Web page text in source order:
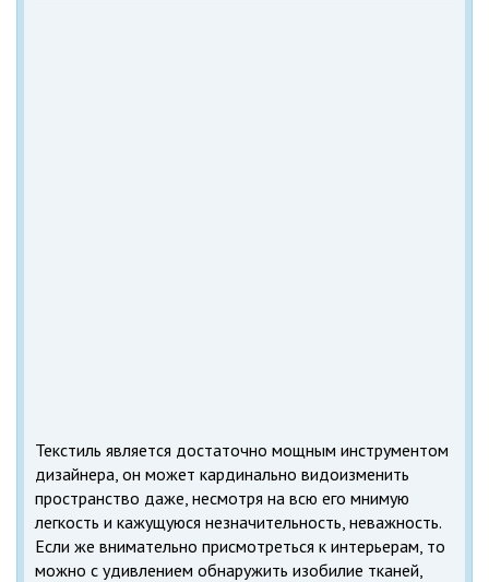
Текстиль является достаточно мощным инструментом
дизайнера, он может кардинально видоизменить
пространство даже, несмотря на всю его мнимую
легкость и кажущуюся незначительность, неважность.
Если же внимательно присмотреться к интерьерам, то
можно с удивлением обнаружить изобилие тканей,